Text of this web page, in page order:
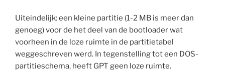
Uiteindelijk: een kleine partitie (1-2 MB is meer dan
genoeg) voor de het deel van de bootloader wat
voorheen in de loze ruimte in de partitietabel
weggeschreven werd. In tegenstelling tot een DOS-
partitieschema, heeft GPT geen loze ruimte.